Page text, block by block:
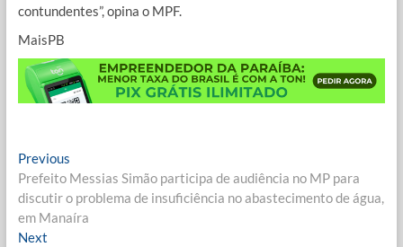
contundentes”, opina o MPF.
MaisPB
Navegação
de
Post
PreviousPrevious
post:
Prefeito Messias Simão participa de audiência no MP para
discutir o problema de insuficiência no abastecimento de água,
em Manaíra
NextNext